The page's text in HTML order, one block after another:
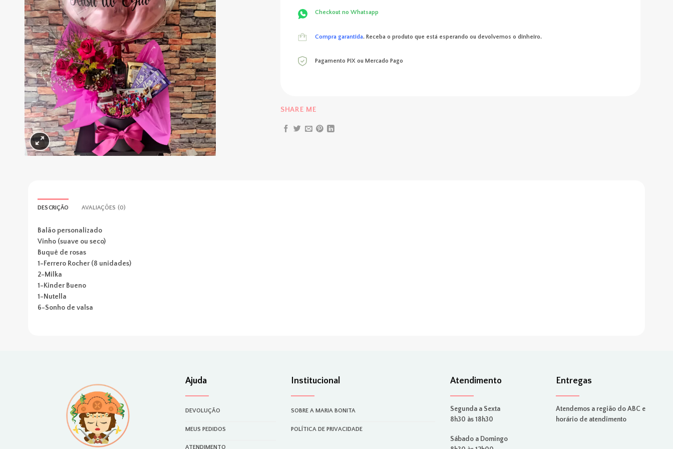
Checkout no Whatsapp
Compra garantida. Receba o produto que está esperando ou devolvemos o dinheiro.
Pagamento PIX ou Mercado Pago
SHARE ME
DESCRIÇÃO AVALIAÇÕES (0)
Balão personalizado
Vinho (suave ou seco)
Buquê de rosas
1-Ferrero Rocher (8 unidades)
2-Milka
1-Kinder Bueno
1-Nutella
6-Sonho de valsa
Ajuda
DEVOLUÇÃO
MEUS PEDIDOS
ATENDIMENTO
Institucional
SOBRE A MARIA BONITA
POLÍTICA DE PRIVACIDADE
Atendimento
Segunda a Sexta
8h30 às 18h30
Sábado a Domingo
Entregas
Atendemos a região do ABC e
horário de atendimento